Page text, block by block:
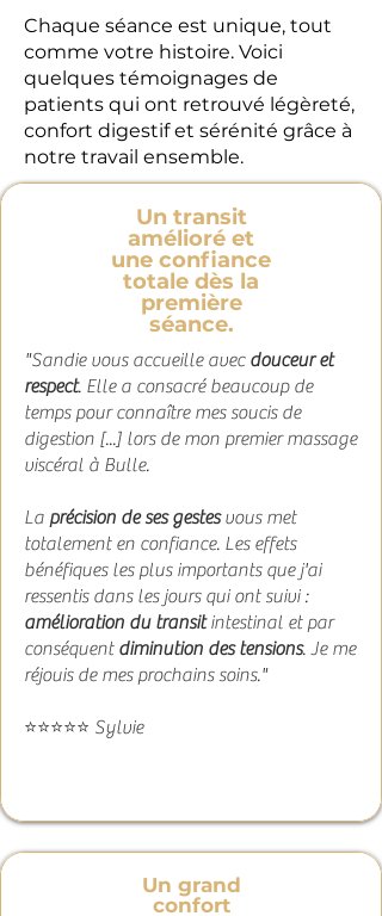
Chaque séance est unique, tout
comme votre histoire. Voici
quelques témoignages de
patients qui ont retrouvé légèreté,
confort digestif et sérénité grâce à
notre travail ensemble.
Un transit
amélioré et
une confiance
totale dès la
première
séance.
"Sandie vous accueille avec douceur et
respect. Elle a consacré beaucoup de
temps pour connaître mes soucis de
digestion [...] lors de mon premier massage
viscéral à Bulle.
La précision de ses gestesvous met
totalement en confiance. Les effets
bénéfiques les plus importants que j'ai
ressentis dans les jours qui ont suivi :
amélioration du transitintestinal et par
conséquent diminution des tensions. Je me
réjouis de mes prochains soins."
⭐⭐⭐⭐⭐ Sylvie
Un grand
confort